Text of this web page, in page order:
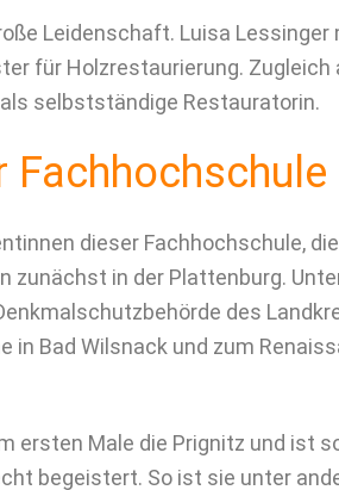
Leidenschaft. Luisa
für Holzrestaurierung. Zugleich
selbstständige Restauratorin.
dieser Fachhochschule,
zunächst in der Plattenburg.
des
in Bad Wilsnack und zum
ersten Male die Prignitz und ist
begeistert. So ist sie unter